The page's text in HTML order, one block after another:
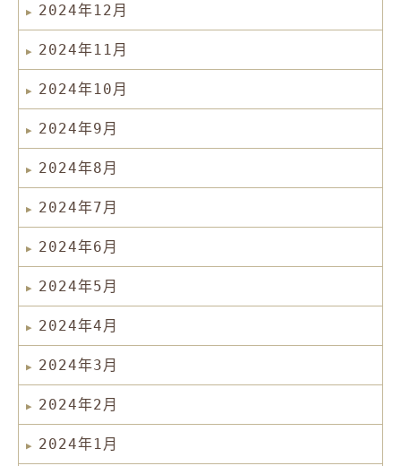
2024年12月
2024年11月
2024年10月
2024年9月
2024年8月
2024年7月
2024年6月
2024年5月
2024年4月
2024年3月
2024年2月
2024年1月